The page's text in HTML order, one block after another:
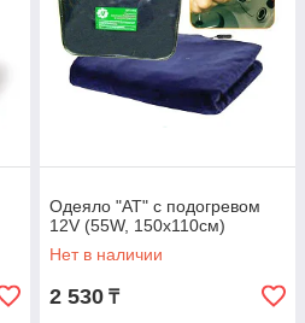
Одеяло "АТ" с подогревом
12V (55W, 150х110см)
Нет в наличии
2 530 ₸